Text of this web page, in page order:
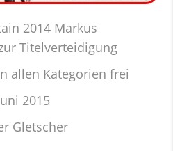
2014 Markus
Titelverteidigung
allen Kategorien frei
2015
Gletscher